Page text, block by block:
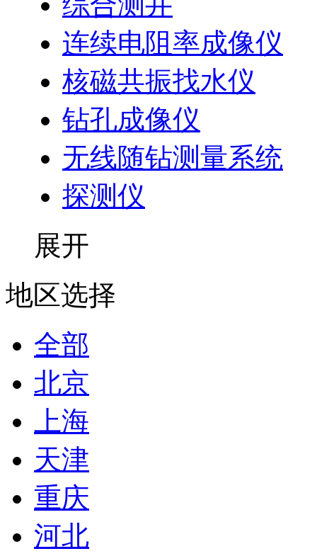
连续电阻率成像仪
核磁共振找水仪
钻孔成像仪
无线随钻测量系统
探测仪
展开
地区选择
全部
北京
上海
天津
重庆
河北